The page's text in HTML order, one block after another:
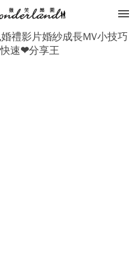
婚禮影片婚紗成長MV小技巧
速❤分享王